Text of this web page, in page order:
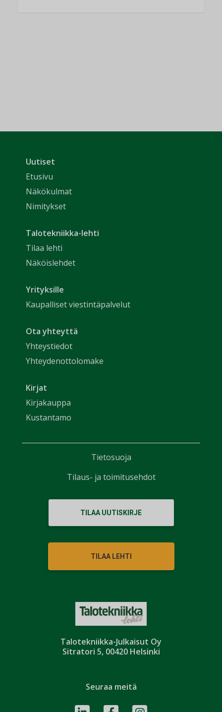
Talotekniikka-Julkaisut Oy
Sitratori 5, 00420 Helsinki
Uutiset
Etusivu
Näkökulmat
Nimitykset
Talotekniikka-lehti
Tilaa lehti
Näköislehdet
Yrityksille
Kaupalliset viestintäpalvelut
Ota yhteyttä
Yhteystiedot
Yhteydenottolomake
Kirjat
Kirjakauppa
Kustantamo
TILAA UUTISKIRJE
TILAA LEHTI
Seuraa meitä
Tietosuoja
Tilaus- ja toimitusehdot